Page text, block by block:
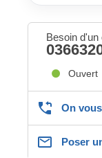
Besoin d'un
Ouvert
On
Poser